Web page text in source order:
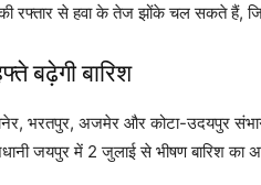
रफ्तार से हवा के तेज झोंके चल सकते हैं,
बढ़ेगी बारिश
भरतपुर, अजमेर और कोटा-उदयपुर
जयपुर में 2 जुलाई से भीषण बारिश